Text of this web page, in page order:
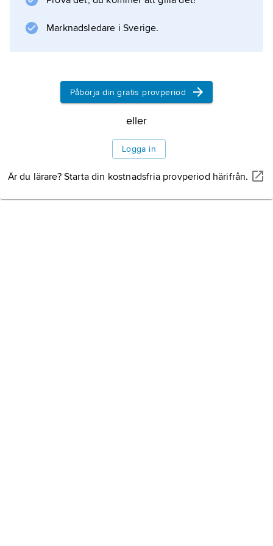
magnesium
Information om artikeln
Marknadsledare i Sverige.
Påbörja din gratis provperiod
eller
Logga in
Är du lärare? Starta din kostnadsfria provperiod härifrån.